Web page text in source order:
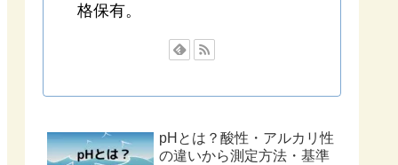
格保有。
pHとは？酸性・アルカリ性
の違いから測定方法・基準